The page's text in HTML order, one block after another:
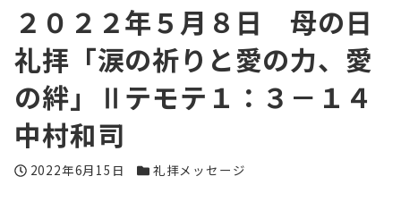
２０２２年５月８日 母の日
礼拝「涙の祈りと愛の力、愛
の絆」Ⅱテモテ１：３－１４
中村和司
投稿日
2022年6月15日 カテゴリー
礼拝メッセージ